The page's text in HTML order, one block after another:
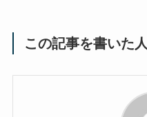
この記事を書いた人